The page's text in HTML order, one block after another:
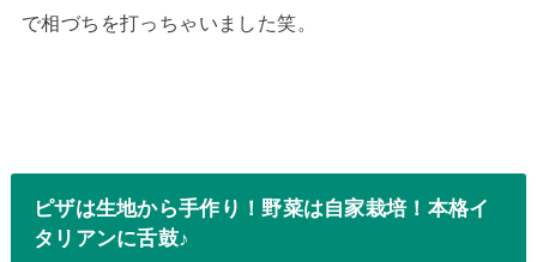
で相づちを打っちゃいました笑。
ピザは生地から手作り！野菜は自家栽培！本格イ
タリアンに舌鼓♪